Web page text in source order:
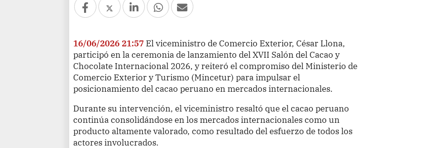
16/06/2026 21:57 El viceministro de Comercio Exterior, César Llona,
participó en la ceremonia de lanzamiento del XVII Salón del Cacao y
Chocolate Internacional 2026, y reiteró el compromiso del Ministerio de
Comercio Exterior y Turismo (Mincetur) para impulsar el
posicionamiento del cacao peruano en mercados internacionales.
Durante su intervención, el viceministro resaltó que el cacao peruano
continúa consolidándose en los mercados internacionales como un
producto altamente valorado, como resultado del esfuerzo de todos los
actores involucrados.